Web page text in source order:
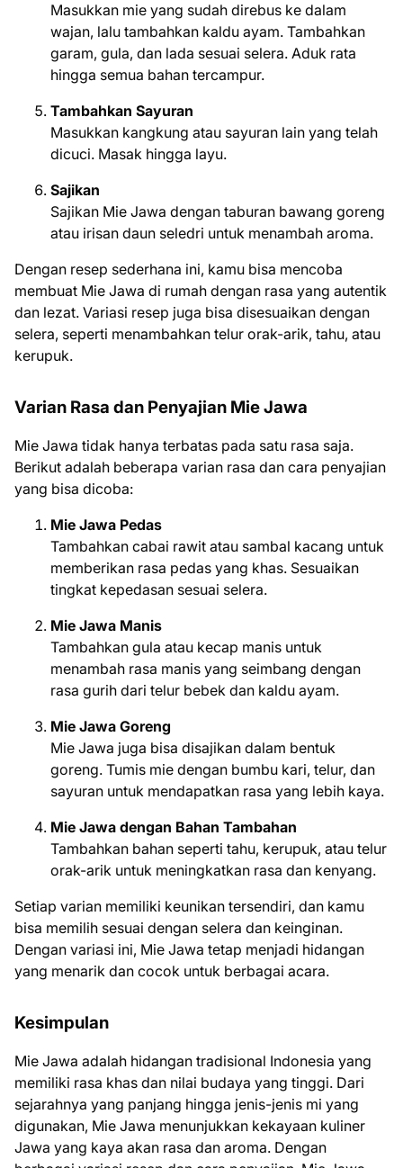
Masukkan mie yang sudah direbus ke dalam
wajan, lalu tambahkan kaldu ayam. Tambahkan
garam, gula, dan lada sesuai selera. Aduk rata
hingga semua bahan tercampur.
Tambahkan Sayuran
Masukkan kangkung atau sayuran lain yang telah
dicuci. Masak hingga layu.
Sajikan
Sajikan Mie Jawa dengan taburan bawang goreng
atau irisan daun seledri untuk menambah aroma.
Dengan resep sederhana ini, kamu bisa mencoba
membuat Mie Jawa di rumah dengan rasa yang autentik
dan lezat. Variasi resep juga bisa disesuaikan dengan
selera, seperti menambahkan telur orak-arik, tahu, atau
kerupuk.
Varian Rasa dan Penyajian Mie Jawa
Mie Jawa tidak hanya terbatas pada satu rasa saja.
Berikut adalah beberapa varian rasa dan cara penyajian
yang bisa dicoba:
Mie Jawa Pedas
Tambahkan cabai rawit atau sambal kacang untuk
memberikan rasa pedas yang khas. Sesuaikan
tingkat kepedasan sesuai selera.
Mie Jawa Manis
Tambahkan gula atau kecap manis untuk
menambah rasa manis yang seimbang dengan
rasa gurih dari telur bebek dan kaldu ayam.
Mie Jawa Goreng
Mie Jawa juga bisa disajikan dalam bentuk
goreng. Tumis mie dengan bumbu kari, telur, dan
sayuran untuk mendapatkan rasa yang lebih kaya.
Mie Jawa dengan Bahan Tambahan
Tambahkan bahan seperti tahu, kerupuk, atau telur
orak-arik untuk meningkatkan rasa dan kenyang.
Setiap varian memiliki keunikan tersendiri, dan kamu
bisa memilih sesuai dengan selera dan keinginan.
Dengan variasi ini, Mie Jawa tetap menjadi hidangan
yang menarik dan cocok untuk berbagai acara.
Kesimpulan
Mie Jawa adalah hidangan tradisional Indonesia yang
memiliki rasa khas dan nilai budaya yang tinggi. Dari
sejarahnya yang panjang hingga jenis-jenis mi yang
digunakan, Mie Jawa menunjukkan kekayaan kuliner
Jawa yang kaya akan rasa dan aroma. Dengan